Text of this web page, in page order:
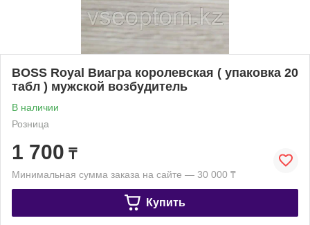
BOSS Royal Виагра королевская ( упаковка 20
табл ) мужской возбудитель
В наличии
Розница
1 700 ₸
Минимальная сумма заказа на сайте — 30 000 ₸
Купить